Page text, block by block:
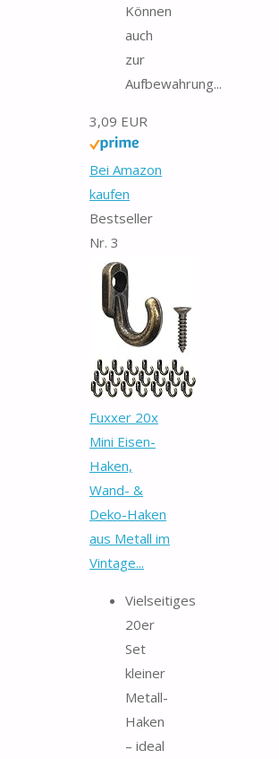
Können
auch
zur
Aufbewahrung...
3,09 EUR
Bei Amazon
kaufen
Bestseller
Nr. 3
Fuxxer 20x
Mini Eisen-
Haken,
Wand- &
Deko-Haken
aus Metall im
Vintage...
Vielseitiges
20er
Set
kleiner
Metall-
Haken
– ideal